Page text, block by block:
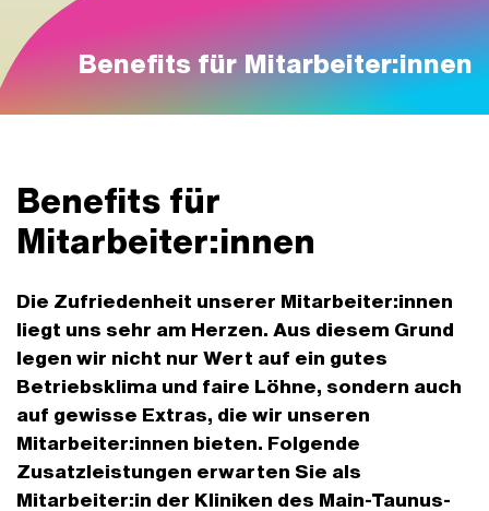
Benefits für Mitarbeiter:innen
Benefits für
Mitarbeiter:innen
Die Zufriedenheit unserer Mitarbeiter:innen
liegt uns sehr am Herzen. Aus diesem Grund
legen wir nicht nur Wert auf ein gutes
Betriebsklima und faire Löhne, sondern auch
auf gewisse Extras, die wir unseren
Mitarbeiter:innen bieten. Folgende
Zusatzleistungen erwarten Sie als
Mitarbeiter:in der Kliniken des Main-Taunus-